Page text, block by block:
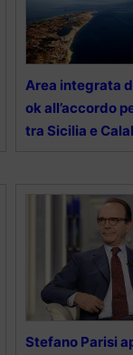
Area integrata
ok all’accordo
tra Sicilia e
Stefano Parisi